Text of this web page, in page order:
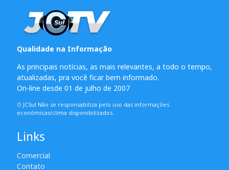
Qualidade na Informação
As principais notícias, as mais relevantes, a todo o tempo,
atualizadas, pra você ficar bem informado.
On-line desde 01 de julho de 2007
O JCSul Não se responsabiliza pelo uso das informações
econômicas/clima disponibilizados.
Links
Comercial
Contato